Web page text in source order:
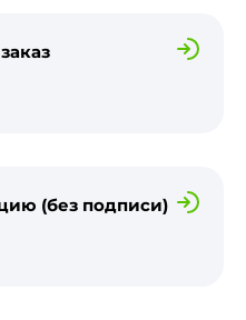
(без подписи)